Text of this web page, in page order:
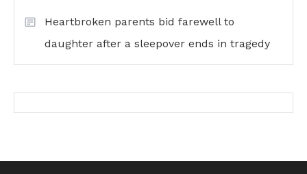
Heartbroken parents bid farewell to
daughter after a sleepover ends in tragedy